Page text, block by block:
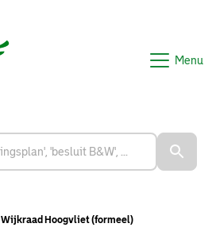
Menu
Wijkraad Hoogvliet (formeel)